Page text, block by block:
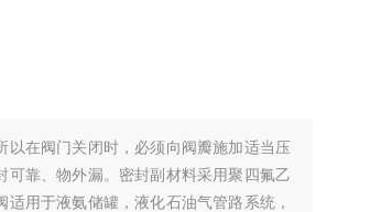
以在阀门关闭时，必须向阀瓣施加适当压
靠、物外漏。密封副材料采用聚四氟乙
用于液氨储罐，液化石油气管路系统，